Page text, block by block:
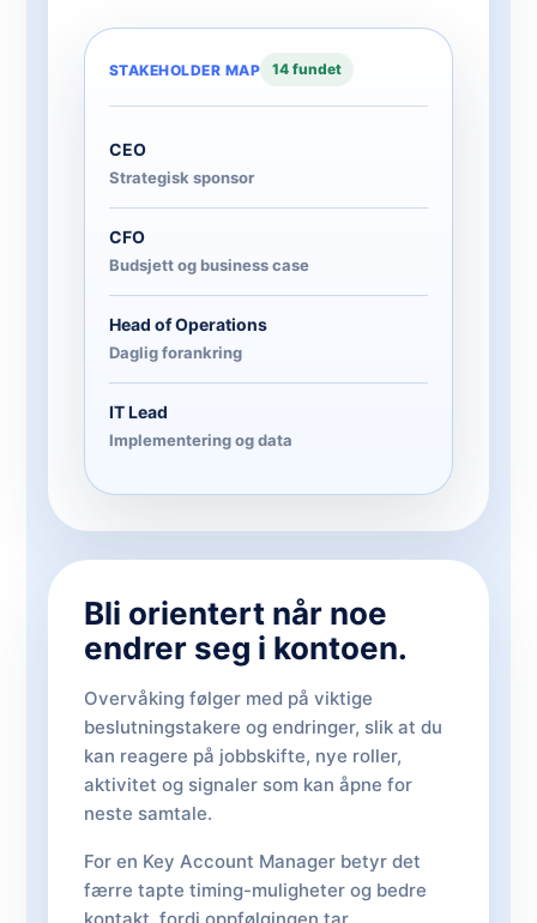
STAKEHOLDER MAP 14 fundet
CEO
Strategisk sponsor
CFO
Budsjett og business case
Head of Operations
Daglig forankring
IT Lead
Implementering og data
Bli orientert når noe
endrer seg i kontoen.
Overvåking følger med på viktige
beslutningstakere og endringer, slik at du
kan reagere på jobbskifte, nye roller,
aktivitet og signaler som kan åpne for
neste samtale.
For en Key Account Manager betyr det
færre tapte timing-muligheter og bedre